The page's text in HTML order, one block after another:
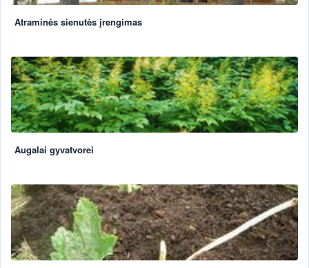
Atraminės sienutės įrengimas
Augalai gyvatvorei